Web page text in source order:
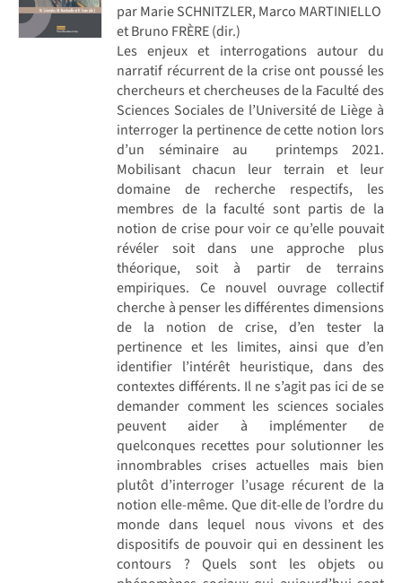
par Marie SCHNITZLER, Marco MARTINIELLO
et Bruno FRÈRE (dir.)
Les enjeux et interrogations autour du
narratif récurrent de la crise ont poussé les
chercheurs et chercheuses de la Faculté des
Sciences Sociales de l’Université de Liège à
interroger la pertinence de cette notion lors
d’un séminaire au printemps 2021.
Mobilisant chacun leur terrain et leur
domaine de recherche respectifs, les
membres de la faculté sont partis de la
notion de crise pour voir ce qu’elle pouvait
révéler soit dans une approche plus
théorique, soit à partir de terrains
empiriques. Ce nouvel ouvrage collectif
cherche à penser les différentes dimensions
de la notion de crise, d’en tester la
pertinence et les limites, ainsi que d’en
identifier l’intérêt heuristique, dans des
contextes différents. Il ne s’agit pas ici de se
demander comment les sciences sociales
peuvent aider à implémenter de
quelconques recettes pour solutionner les
innombrables crises actuelles mais bien
plutôt d’interroger l’usage récurent de la
notion elle-même. Que dit-elle de l’ordre du
monde dans lequel nous vivons et des
dispositifs de pouvoir qui en dessinent les
contours ? Quels sont les objets ou